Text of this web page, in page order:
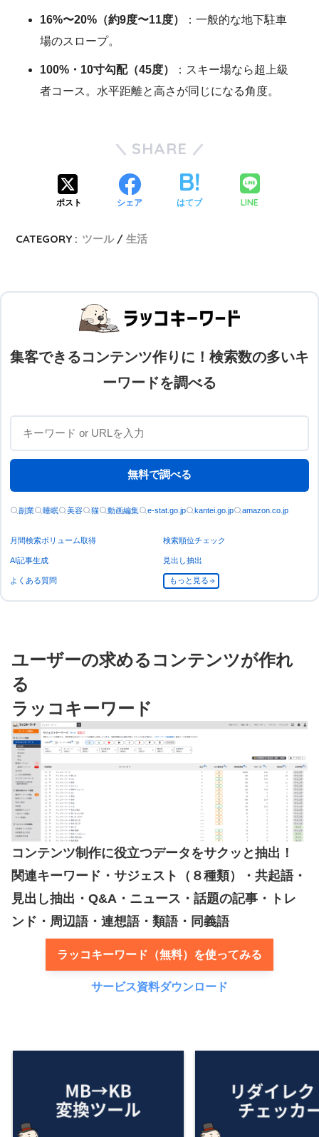
16%〜20%（約9度〜11度）
：一般的な地下駐車
場のスロープ。
100%・10寸勾配（45度）
：スキー場なら超上級
者コース。水平距離と高さが同じになる角度。
SHARE
ポスト シェア はてブ LINE
CATEGORY : ツール 生活
集客できるコンテンツ作りに！検索数の多いキ
ーワードを調べる
無料で調べる
副業 睡眠 美容 猫 動画編集 e-stat.go.jp kantei.go.jp amazon.co.jp
月間検索ボリューム取得 検索順位チェック
AI記事生成 見出し抽出
よくある質問 もっと見る
ユーザーの求めるコンテンツが作れ
る
ラッコキーワード
コンテンツ制作に役立つデータをサクッと抽出！
関連キーワード・サジェスト（８種類）・共起語・
見出し抽出・Q&A・ニュース・話題の記事・トレ
ンド・周辺語・連想語・類語・同義語
ラッコキーワード（無料）を使ってみる
サービス資料ダウンロード